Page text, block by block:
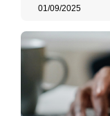
01/09/2025